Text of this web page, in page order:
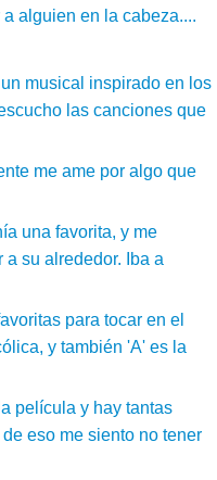
alguien en la cabeza....
musical inspirado en los
las canciones que
me ame por algo que
una favorita, y me
su alrededor. Iba a
para tocar en el
y también 'A' es la
película y hay tantas
eso me siento no tener